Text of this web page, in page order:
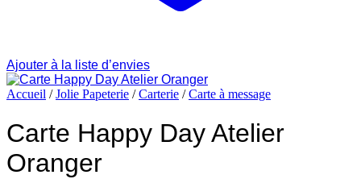
Ajouter à la liste d’envies
Accueil / Jolie Papeterie / Carterie / Carte à message
Carte Happy Day Atelier
Oranger